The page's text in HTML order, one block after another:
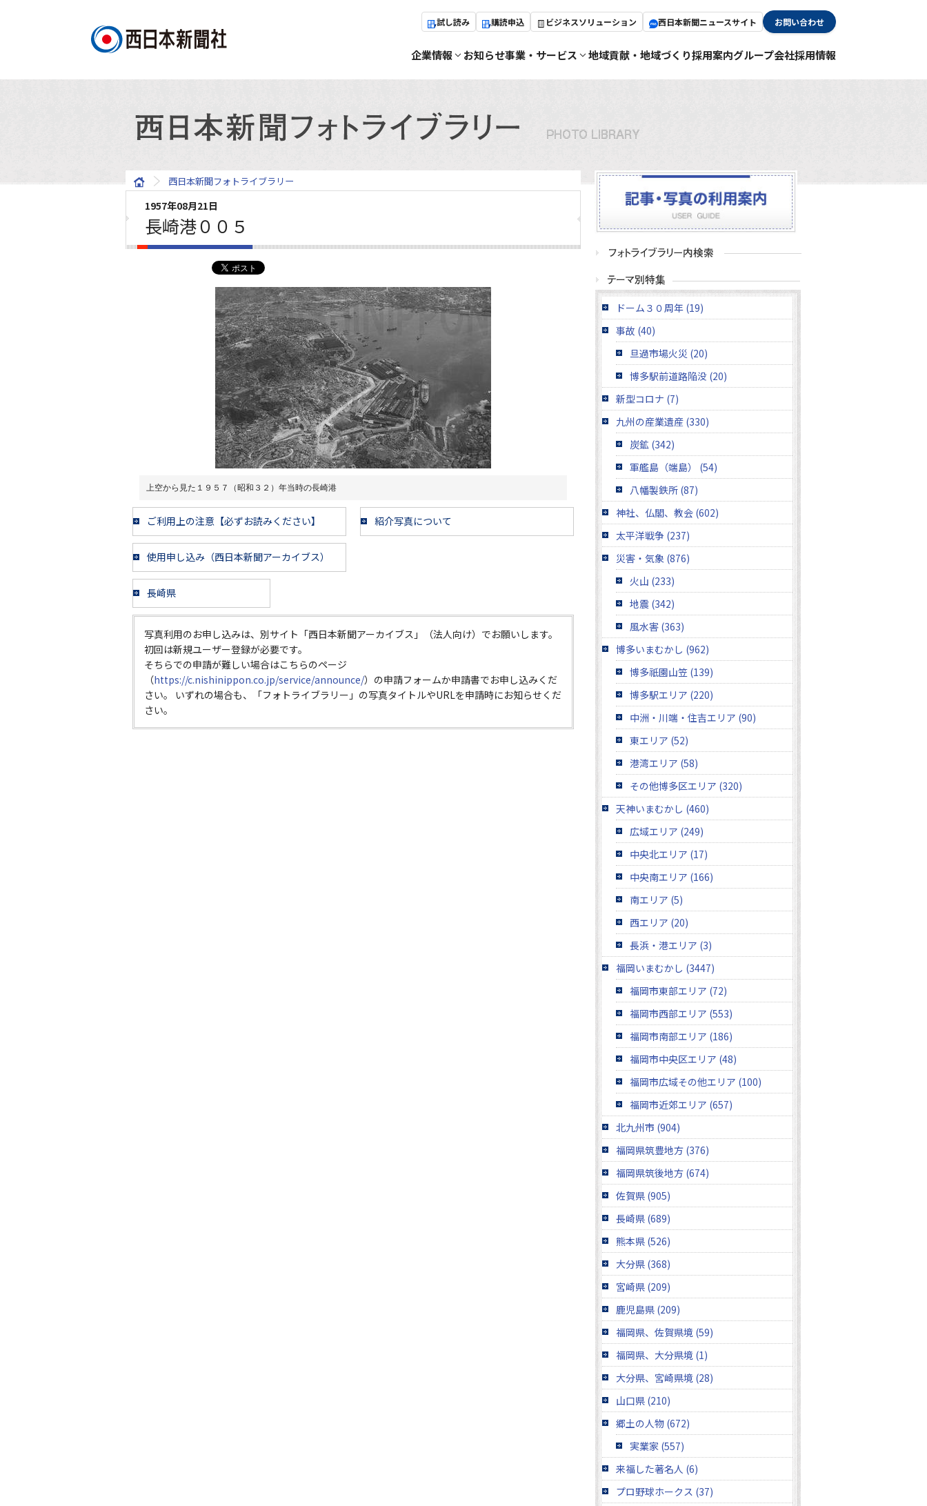
試し読み 購読申込 ビジネスソリューション 西日本新聞ニュースサイト お問い合わせ
企業情報 お知らせ事業・サービス 地域貢献・地域づくり採用案内グループ会社採用情報
西日本新聞フォトライブラリー
1957年08月21日
長崎港００５
上空から見た１９５７（昭和３２）年当時の長崎港
ご利用上の注意【必ずお読みください】 紹介写真について
使用申し込み（西日本新聞アーカイブス）
長崎県
写真利用のお申し込みは、別サイト「西日本新聞アーカイブス」（法人向け）でお願いします。
初回は新規ユーザー登録が必要です。
そちらでの申請が難しい場合はこちらのページ
（https://c.nishinippon.co.jp/service/announce/）の申請フォームか申請書でお申し込みくだ
さい。 いずれの場合も、「フォトライブラリー」の写真タイトルやURLを申請時にお知らせくだ
さい。
ドーム３０周年 (19)
事故 (40)
旦過市場火災 (20)
博多駅前道路陥没 (20)
新型コロナ (7)
九州の産業遺産 (330)
炭鉱 (342)
軍艦島（端島） (54)
八幡製鉄所 (87)
神社、仏閣、教会 (602)
太平洋戦争 (237)
災害・気象 (876)
火山 (233)
地震 (342)
風水害 (363)
博多いまむかし (962)
博多祇園山笠 (139)
博多駅エリア (220)
中洲・川端・住吉エリア (90)
東エリア (52)
港湾エリア (58)
その他博多区エリア (320)
天神いまむかし (460)
広域エリア (249)
中央北エリア (17)
中央南エリア (166)
南エリア (5)
西エリア (20)
長浜・港エリア (3)
福岡いまむかし (3447)
福岡市東部エリア (72)
福岡市西部エリア (553)
福岡市南部エリア (186)
福岡市中央区エリア (48)
福岡市広域その他エリア (100)
福岡市近郊エリア (657)
北九州市 (904)
福岡県筑豊地方 (376)
福岡県筑後地方 (674)
佐賀県 (905)
長崎県 (689)
熊本県 (526)
大分県 (368)
宮崎県 (209)
鹿児島県 (209)
福岡県、佐賀県境 (59)
福岡県、大分県境 (1)
大分県、宮崎県境 (28)
山口県 (210)
郷土の人物 (672)
実業家 (557)
来福した著名人 (6)
プロ野球ホークス (37)